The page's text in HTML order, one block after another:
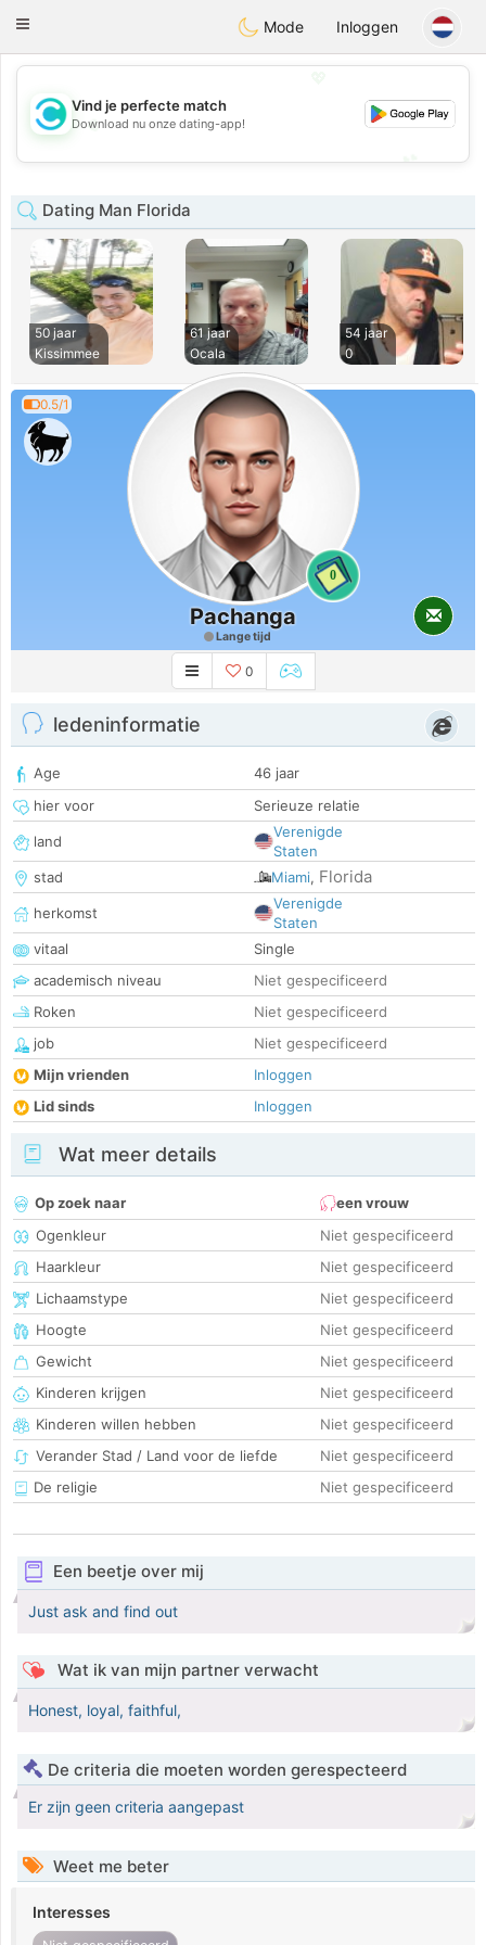
olombiaCitas
Toggle
Mode Inloggen
💖
💕
Vind je perfecte match
Download nu onze dating-app!
Dating Man Florida
50 jaar
Kissimmee
61 jaar
Ocala
54 jaar
0
0.5/1
0
Pachanga
Lange tijd
0
ledeninformatie
Age
46 jaar
hier voor
Serieuze relatie
land
Verenigde
Staten
stad
Miami, Florida
herkomst
Verenigde
Staten
vitaal
Single
academisch niveau
Niet gespecificeerd
Roken
Niet gespecificeerd
job
Niet gespecificeerd
Mijn vrienden
Inloggen
Lid sinds
Inloggen
Wat meer details
Op zoek naar
een vrouw
Ogenkleur
Niet gespecificeerd
Haarkleur
Niet gespecificeerd
Lichaamstype
Niet gespecificeerd
Hoogte
Niet gespecificeerd
Gewicht
Niet gespecificeerd
Kinderen krijgen
Niet gespecificeerd
Kinderen willen hebben
Niet gespecificeerd
Verander Stad / Land voor de liefde
Niet gespecificeerd
De religie
Niet gespecificeerd
Een beetje over mij
Just ask and find out
Wat ik van mijn partner verwacht
Honest, loyal, faithful,
De criteria die moeten worden gerespecteerd
Er zijn geen criteria aangepast
Weet me beter
Interesses